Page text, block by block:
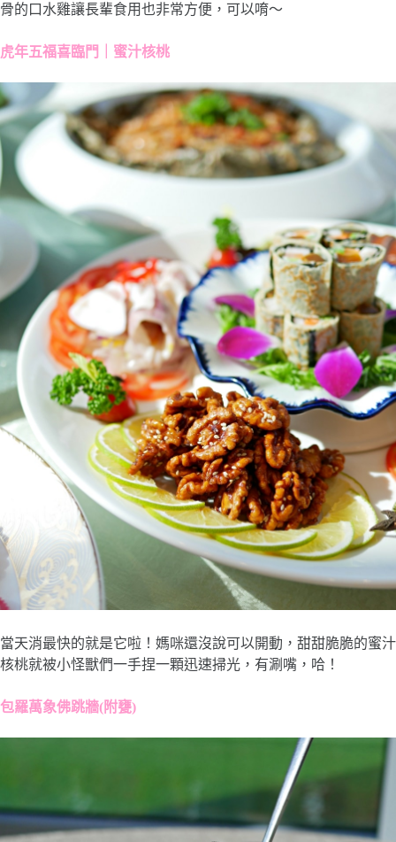
骨的口水雞讓長輩食用也非常方便，可以唷～
虎年五福喜臨門｜蜜汁核桃
當天消最快的就是它啦！媽咪還沒說可以開動，甜甜脆脆的蜜汁
核桃就被小怪獸們一手捏一顆迅速掃光，有涮嘴，哈！
包羅萬象佛跳牆(附甕)